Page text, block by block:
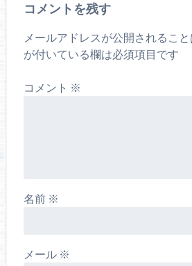
コメントを残す
メールアドレスが公開されること
が付いている欄は必須項目です
コメント ※
名前 ※
メール ※